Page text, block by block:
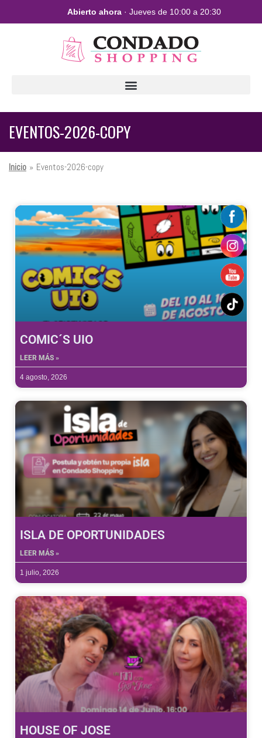
Abierto ahora · Jueves de 10:00 a 20:30
EVENTOS-2026-COPY
Inicio » Eventos-2026-copy
COMIC´S UIO
LEER MÁS »
4 agosto, 2026
ISLA DE OPORTUNIDADES
LEER MÁS »
1 julio, 2026
HOUSE OF JOSE